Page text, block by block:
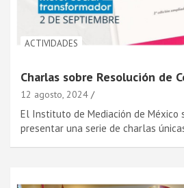
ACTIVIDADES
Charlas sobre Resolución de
12 agosto, 2024
El Instituto de Mediación de México
presentar una serie de charlas